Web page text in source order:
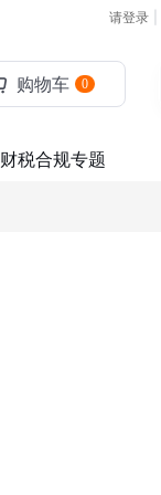
请登录
购物车 0
财税合规专题